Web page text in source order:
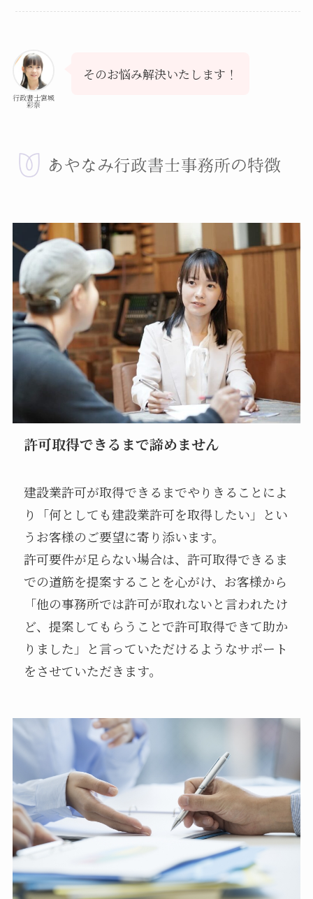
行政書士宮城
彩奈
そのお悩み解決いたします！
許可取得できるまで諦めません
建設業許可が取得できるまでやりきることによ
り「何としても建設業許可を取得したい」とい
うお客様のご要望に寄り添います。
許可要件が足らない場合は、許可取得できるま
での道筋を提案することを心がけ、お客様から
「他の事務所では許可が取れないと言われたけ
ど、提案してもらうことで許可取得できて助か
りました」と言っていただけるようなサポート
をさせていただきます。